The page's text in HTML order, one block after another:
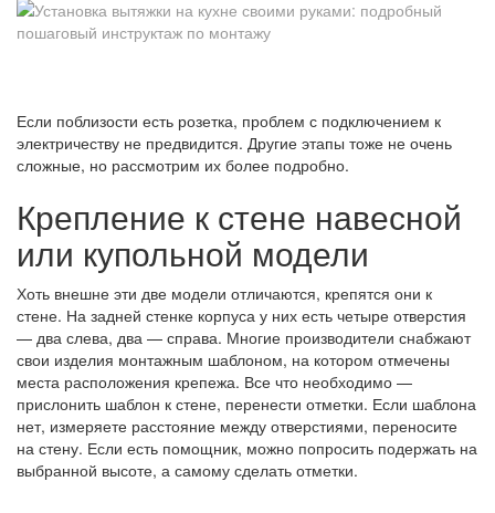
Если поблизости есть розетка, проблем с подключением к
электричеству не предвидится. Другие этапы тоже не очень
сложные, но рассмотрим их более подробно.
Крепление к стене навесной
или купольной модели
Хоть внешне эти две модели отличаются, крепятся они к
стене. На задней стенке корпуса у них есть четыре отверстия
— два слева, два — справа. Многие производители снабжают
свои изделия монтажным шаблоном, на котором отмечены
места расположения крепежа. Все что необходимо —
прислонить шаблон к стене, перенести отметки. Если шаблона
нет, измеряете расстояние между отверстиями, переносите
на стену. Если есть помощник, можно попросить подержать на
выбранной высоте, а самому сделать отметки.